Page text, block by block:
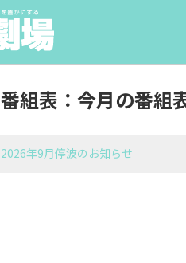
番組表：今月の番組
2026年9月停波のお知らせ